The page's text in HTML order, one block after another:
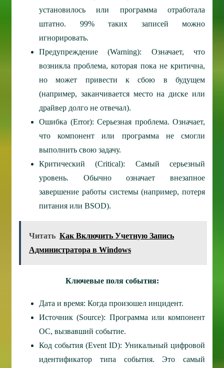
установилось или программа отработала
штатно. 99% таких записей можно
игнорировать.
Предупреждение (Warning): Означает, что
возникла проблема, которая пока не критична,
но может привести к сбою в будущем
(например, заканчивается место на диске или
драйвер долго не отвечал).
Ошибка (Error): Серьезная проблема. Означает,
что компонент или программа не смогли
выполнить свою задачу.
Критический (Critical): Самый серьезный
уровень. Обычно означает внезапное
завершение работы системы (например, потеря
питания или BSOD).
Читать Как Включить Учетную Запись
Администратора в Windows
Ключевые поля события:
Дата и время: Когда произошел инцидент.
Источник (Source): Программа или компонент
ОС, вызвавший событие.
Код события (Event ID): Уникальный цифровой
идентификатор типа события. Это самый